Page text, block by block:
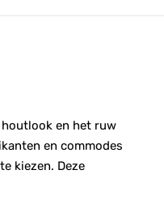
en het ruw
en commodes
kiezen. Deze